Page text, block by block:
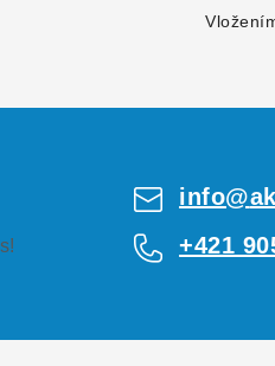
info@
+421